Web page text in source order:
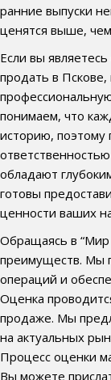
ранние выпуски
ценятся выше,
Если вы
продать в
понимаем, что
историю, поэтому
обладают
готовы
ценности ваших
Обращаясь в “Мир
преимуществ. Мы
операций и
Оценка
продаже. Мы
на актуальных
Процесс оценки
Вы можете